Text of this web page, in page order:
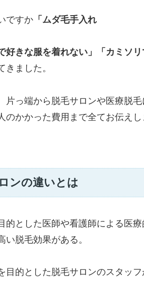
ですか 「ムダ毛手入れ
好きな服を着れない」「カミソリ
ました。
片っ端から脱毛サロンや医療脱
のかかった費用まで全てお伝え
ンの違いとは
的とした医師や看護師による医
脱毛効果がある。
目的とした脱毛サロンのスタッ